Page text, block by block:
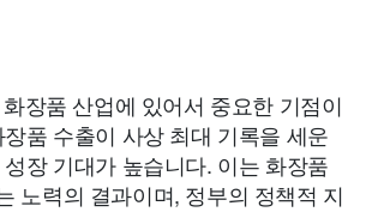
장품 산업에 있어서 중요한 기점이
품 수출이 사상 최대 기록을 세운
장 기대가 높습니다. 이는 화장품
노력의 결과이며, 정부의 정책적 지